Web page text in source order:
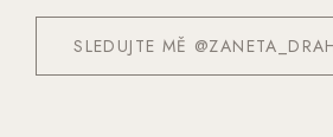
SLEDUJTE MĚ